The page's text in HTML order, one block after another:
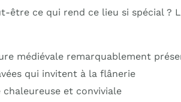
être ce qui rend ce lieu si spécial ?
médiévale remarquablement
qui invitent à la flânerie
chaleureuse et conviviale